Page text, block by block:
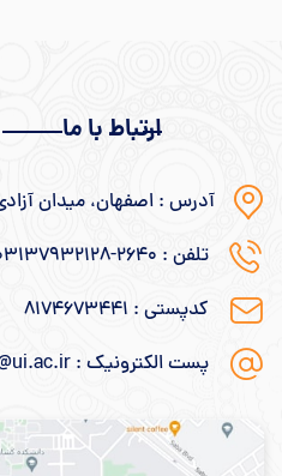
ارتباط با ما
آدرس : اصفهان، میدان
تلفن : ۲۶۴۰-۰۳۱۳۷۹۳۲۱۲۸
کدپستی : ۸۱۷۴۶۷۳۴۴۱
پست الکترونیک : info@ui.ac.ir